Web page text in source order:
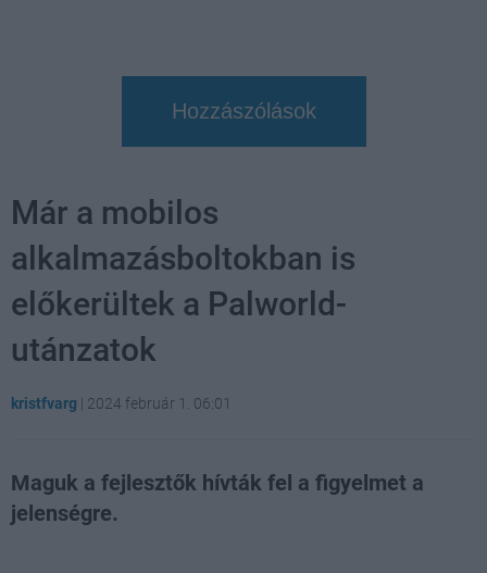
Hozzászólások
Már a mobilos
alkalmazásboltokban is
előkerültek a Palworld-
utánzatok
kristfvarg | 2024 február 1. 06:01
Maguk a fejlesztők hívták fel a figyelmet a
jelenségre.